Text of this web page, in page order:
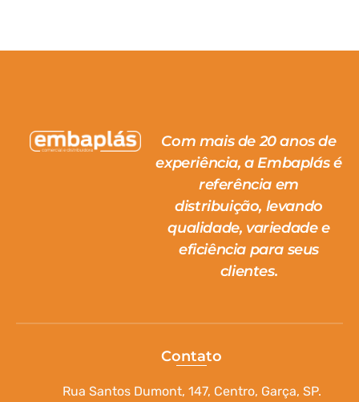
Com mais de 20 anos de
experiência, a Embaplás é
referência em
distribuição, levando
qualidade, variedade e
eficiência para seus
clientes.
Contato
Rua Santos Dumont, 147, Centro, Garça, SP.